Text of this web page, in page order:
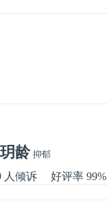
龄 抑郁
人倾诉 好评率 99%